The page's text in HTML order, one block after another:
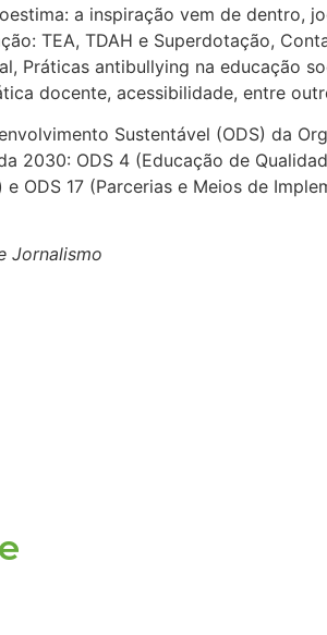
a inspiração vem de dentro,
TEA, TDAH e Superdotação,
Práticas antibullying na educação
docente, acessibilidade, entre
Sustentável (ODS) da
ODS 4 (Educação de
ODS 17 (Parcerias e Meios de
Jornalismo